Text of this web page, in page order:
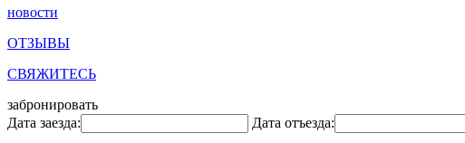
новости
ОТЗЫВЫ
СВЯЖИТЕСЬ
забронировать
Дата заезда:
Дата отъезда: